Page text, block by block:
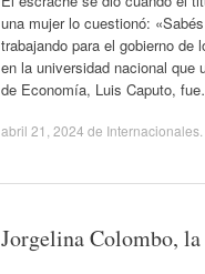
una mujer lo cuestionó:
trabajando para el gobierno de
en la universidad nacional que
de Economía, Luis Caputo,
abril 21, 2024 de Internacionales
Jorgelina Colombo,